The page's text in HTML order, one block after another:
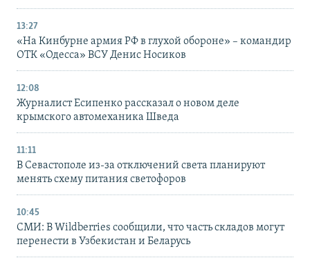
13:27
«На Кинбурне армия РФ в глухой обороне» – командир
ОТК «Одесса» ВСУ Денис Носиков
12:08
Журналист Есипенко рассказал о новом деле
крымского автомеханика Шведа
11:11
В Севастополе из-за отключений света планируют
менять схему питания светофоров
10:45
СМИ: В Wildberries сообщили, что часть складов могут
перенести в Узбекистан и Беларусь